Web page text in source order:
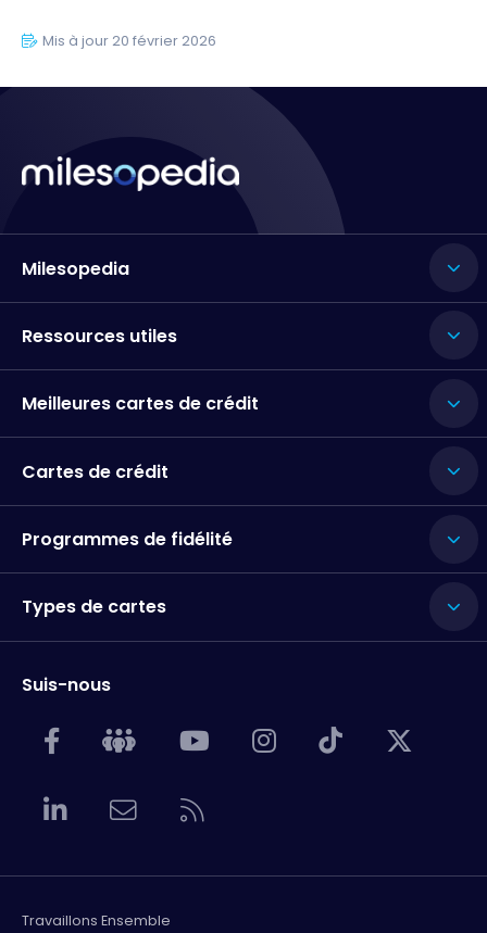
Mis à jour 20 février 2026
Milesopedia
Ressources utiles
Meilleures cartes de crédit
Cartes de crédit
Programmes de fidélité
Types de cartes
Suis-nous
Travaillons Ensemble